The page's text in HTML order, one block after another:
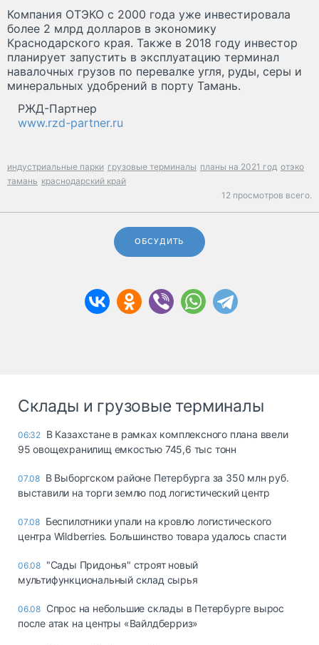
Компания ОТЭКО с 2000 года уже инвестировала
более 2 млрд долларов в экономику
Краснодарского края. Также в 2018 году инвестор
планирует запустить в эксплуатацию терминал
навалочных грузов по перевалке угля, руды, серы и
минеральных удобрений в порту Тамань.
РЖД-Партнер
www.rzd-partner.ru
индустриальные парки грузовые терминалы планы на 2021 год отэко
тамань краснодарский край
12 просмотров всего.
ОБСУДИТЬ
Склады и грузовые терминалы
06:32 В Казахстане в рамках комплексного плана ввели
95 овощехранилищ емкостью 745,6 тыс тонн
07.08 В Выборгском районе Петербурга за 350 млн руб.
выставили на торги землю под логистический центр
07.08 Беспилотники упали на кровлю логистического
центра Wildberries. Большинство товара удалось спасти
06.08 "Сады Придонья" строят новый
мультифункциональный склад сырья
06.08 Спрос на небольшие склады в Петербурге вырос
после атак на центры «Вайлдберриз»